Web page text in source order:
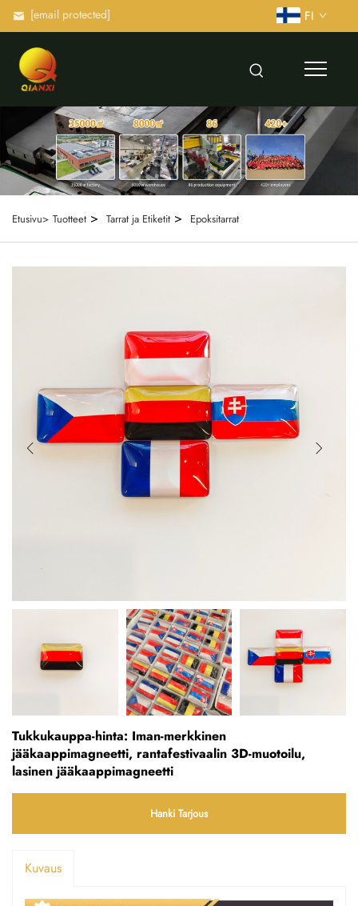
[email protected] FI
Etusivu> Tuotteet > Tarrat ja Etiketit > Epoksitarrat
Tukkukauppa-hinta: Iman-merkkinen
jääkaappimagneetti, rantafestivaalin 3D-muotoilu,
lasinen jääkaappimagneetti
Hanki Tarjous
Kuvaus